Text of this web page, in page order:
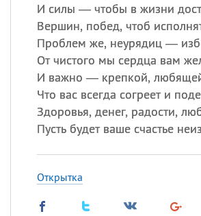
И силы — чтобы в жизни
Вершин, побед, чтоб
Проблем же, неурядиц —
От чистого мы сердца вам
И важно — крепкой,
Что вас всегда согреет и
Здоровья, денег, радости,
Пусть будет ваше счастье
Открытка